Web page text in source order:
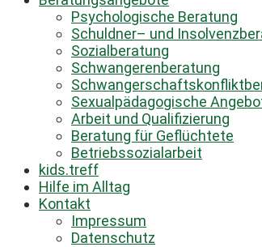
Psychologische Beratung
Schuldner– und
Sozialberatung
Schwangerenberatung
Sexualpädagogische
Arbeit und Qualifizierung
Beratung für Geflüchtete
Betriebssozialarbeit
kids.treff
Hilfe im Alltag
Kontakt
Impressum
Datenschutz